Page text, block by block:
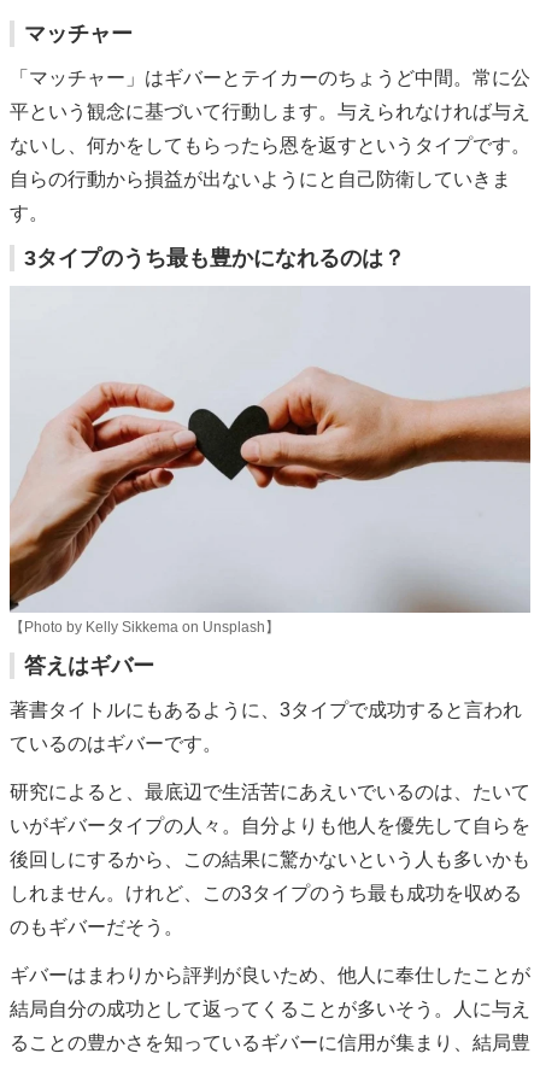
マッチャー
「マッチャー」はギバーとテイカーのちょうど中間。常に公
平という観念に基づいて行動します。与えられなければ与え
ないし、何かをしてもらったら恩を返すというタイプです。
自らの行動から損益が出ないようにと自己防衛していきま
す。
3タイプのうち最も豊かになれるのは？
【Photo by Kelly Sikkema on Unsplash】
答えはギバー
著書タイトルにもあるように、3タイプで成功すると言われ
ているのはギバーです。
研究によると、最底辺で生活苦にあえいでいるのは、たいて
いがギバータイプの人々。自分よりも他人を優先して自らを
後回しにするから、この結果に驚かないという人も多いかも
しれません。けれど、この3タイプのうち最も成功を収める
のもギバーだそう。
ギバーはまわりから評判が良いため、他人に奉仕したことが
結局自分の成功として返ってくることが多いそう。人に与え
ることの豊かさを知っているギバーに信用が集まり、結局豊